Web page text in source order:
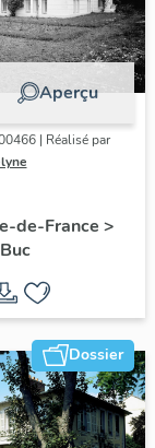
Aperçu
| Réalisé par
de-France >
Buc
Dossier